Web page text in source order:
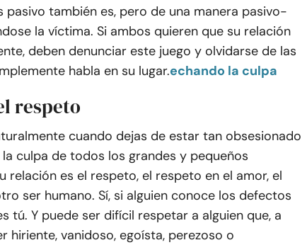
pasivo también es, pero de una manera pasivo-
la víctima. Si ambos quieren que su relación
deben denunciar este juego y olvidarse de las
habla en su lugar.echando la culpa
respeto
cuando dejas de estar tan obsesionado
culpa de todos los grandes y pequeños
relación es el respeto, el respeto en el amor, el
ser humano. Sí, si alguien conoce los defectos
tú. Y puede ser difícil respetar a alguien que, a
hiriente, vanidoso, egoísta, perezoso o